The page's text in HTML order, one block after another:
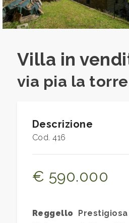
Villa in
via pia la torre
Descrizione
Cod. 416
€ 590.000
Reggello 
Residenziali
Prezzo